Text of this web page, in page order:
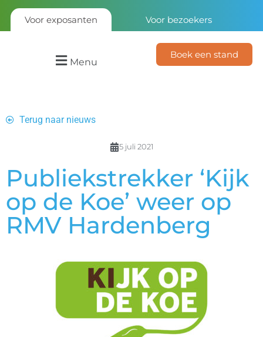
Voor exposanten Voor bezoekers
Menu
Boek een stand
Terug naar nieuws
5 juli 2021
Publiekstrekker ‘Kijk
op de Koe’ weer op
RMV Hardenberg